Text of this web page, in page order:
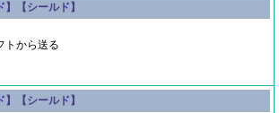
】【シールド】
トから送る
】【シールド】